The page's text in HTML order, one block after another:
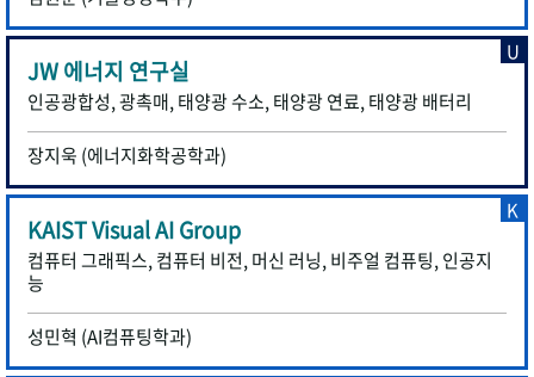
JW 에너지 연구실
인공광합성, 광촉매, 태양광 수소, 태양광 연료, 태양광 배터리
장지욱 (에너지화학공학과)
U
KAIST Visual AI Group
컴퓨터 그래픽스, 컴퓨터 비전, 머신 러닝, 비주얼 컴퓨팅, 인공지
능
성민혁 (AI컴퓨팅학과)
K